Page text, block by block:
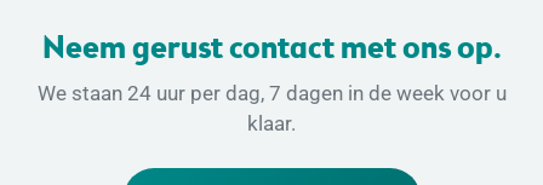
Neem gerust contact met ons op.
We staan 24 uur per dag, 7 dagen in de week voor u
klaar.